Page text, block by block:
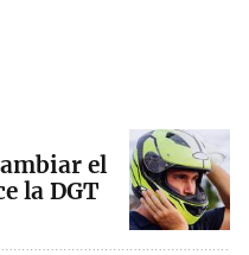
el
la DGT